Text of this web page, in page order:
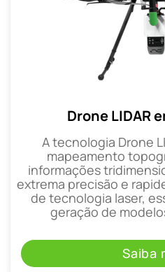
Drone LIDAR
A tecnologia Drone
mapeamento
informações
extrema precisão e
de tecnologia laser,
geração de
Saiba